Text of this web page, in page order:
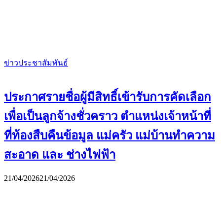
ข่าวประชาสัมพันธ์
ประกาศรายชื่อผู้มีสิทธิ์เข้ารับการคัดเลือก
เพื่อเป็นลูกจ้างชั่วคราว ตำแหน่งเจ้าหน้าที่
ที่ท้องสืบคืนข้อมูล แม่ครัว แม่บ้านทำความ
สะอาด และ ช่างไฟฟ้า
21/04/202621/04/2026